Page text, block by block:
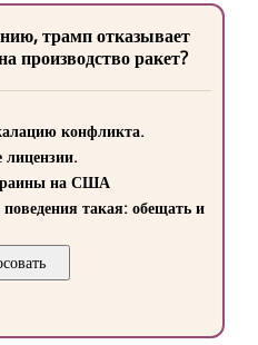
трамп отказывает
ракет?
конфликта.
лицензии.
на США
такая: обещать и